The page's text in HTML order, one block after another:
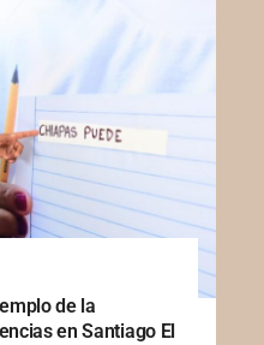
de la
en Santiago El